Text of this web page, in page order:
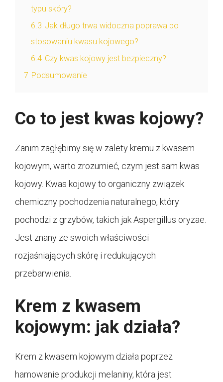
typu skóry?
6.3 Jak długo trwa widoczna poprawa po
stosowaniu kwasu kojowego?
6.4 Czy kwas kojowy jest bezpieczny?
7 Podsumowanie
Co to jest kwas kojowy?
Zanim zagłębimy się w zalety kremu z kwasem
kojowym, warto zrozumieć, czym jest sam kwas
kojowy. Kwas kojowy to organiczny związek
chemiczny pochodzenia naturalnego, który
pochodzi z grzybów, takich jak Aspergillus oryzae.
Jest znany ze swoich właściwości
rozjaśniających skórę i redukujących
przebarwienia.
Krem z kwasem
kojowym: jak działa?
Krem z kwasem kojowym działa poprzez
hamowanie produkcji melaniny, która jest